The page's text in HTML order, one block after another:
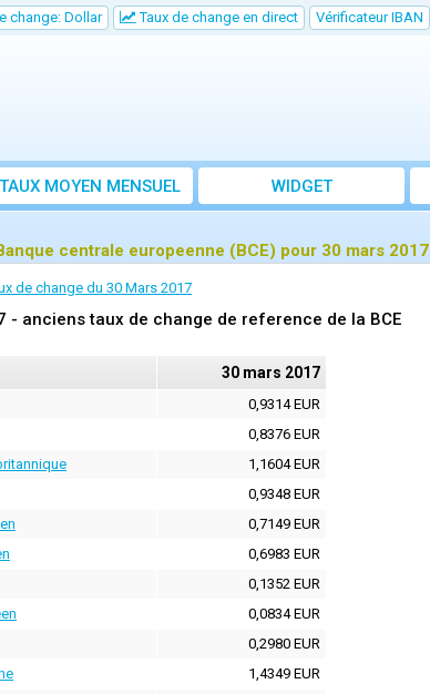
change: Dollar Taux de change en direct Vérificateur IBAN
TAUX MOYEN MENSUEL WIDGET
centrale europeenne (BCE) pour 30 mars 2017
de change du 30 Mars 2017
- anciens taux de change de reference de la BCE
30 mars 2017
0,9314 EUR
0,8376 EUR
1,1604 EUR
0,9348 EUR
0,7149 EUR
0,6983 EUR
0,1352 EUR
0,0834 EUR
0,2980 EUR
1,4349 EUR